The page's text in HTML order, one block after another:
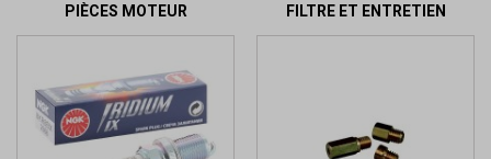
PIÈCES MOTEUR FILTRE ET ENTRETIEN